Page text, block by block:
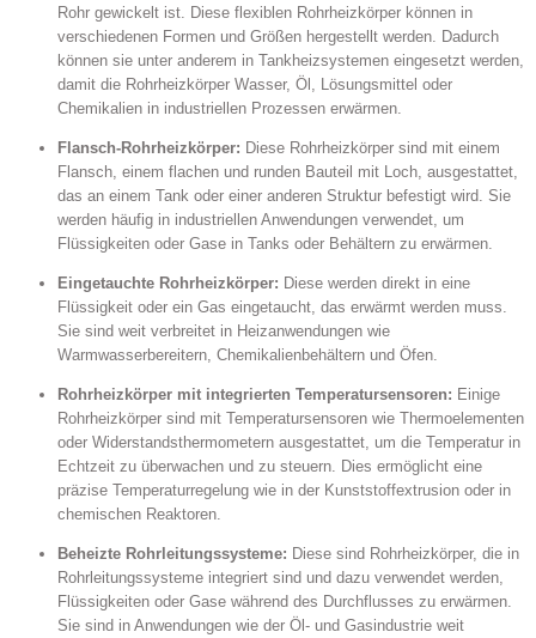
Rohr gewickelt ist. Diese flexiblen Rohrheizkörper können in
verschiedenen Formen und Größen hergestellt werden. Dadurch
können sie unter anderem in Tankheizsystemen eingesetzt werden,
damit die Rohrheizkörper Wasser, Öl, Lösungsmittel oder
Chemikalien in industriellen Prozessen erwärmen.
Flansch-Rohrheizkörper: Diese Rohrheizkörper sind mit einem
Flansch, einem flachen und runden Bauteil mit Loch, ausgestattet,
das an einem Tank oder einer anderen Struktur befestigt wird. Sie
werden häufig in industriellen Anwendungen verwendet, um
Flüssigkeiten oder Gase in Tanks oder Behältern zu erwärmen.
Eingetauchte Rohrheizkörper: Diese werden direkt in eine
Flüssigkeit oder ein Gas eingetaucht, das erwärmt werden muss.
Sie sind weit verbreitet in Heizanwendungen wie
Warmwasserbereitern, Chemikalienbehältern und Öfen.
Rohrheizkörper mit integrierten Temperatursensoren: Einige
Rohrheizkörper sind mit Temperatursensoren wie Thermoelementen
oder Widerstandsthermometern ausgestattet, um die Temperatur in
Echtzeit zu überwachen und zu steuern. Dies ermöglicht eine
präzise Temperaturregelung wie in der Kunststoffextrusion oder in
chemischen Reaktoren.
Beheizte Rohrleitungssysteme: Diese sind Rohrheizkörper, die in
Rohrleitungssysteme integriert sind und dazu verwendet werden,
Flüssigkeiten oder Gase während des Durchflusses zu erwärmen.
Sie sind in Anwendungen wie der Öl- und Gasindustrie weit